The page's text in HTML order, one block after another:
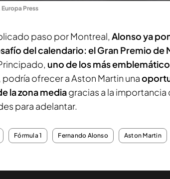
Europa Press
paso por Montreal, Alonso ya
del calendario: el Gran Premio de
uno de los más
ofrecer a Aston Martin una
la zona mediagracias a la importancia
para adelantar.
Fórmula 1 Fernando Alonso Aston Martin